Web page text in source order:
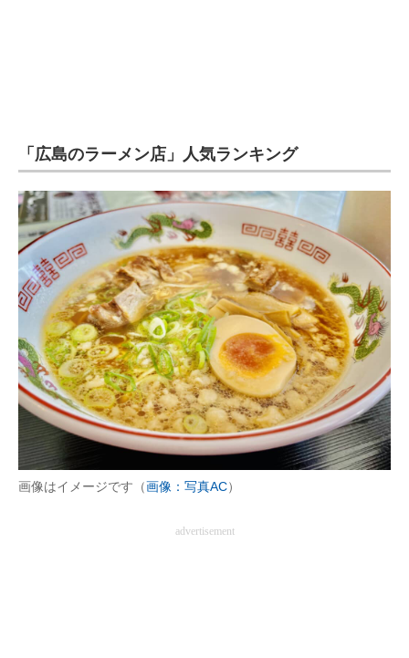
建設×テクノロジーの最前線
ちょっと気になるネットの話題
「広島のラーメン店」人気ランキング
画像はイメージです（画像：写真AC）
advertisement